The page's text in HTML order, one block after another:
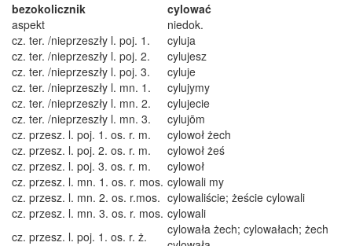
bezokolicznik
cylować
aspekt
niedok.
cz. ter. /nieprzeszły l. poj. 1.
cyluja
cz. ter. /nieprzeszły l. poj. 2.
cylujesz
cz. ter. /nieprzeszły l. poj. 3.
cyluje
cz. ter. /nieprzeszły l. mn. 1.
cylujymy
cz. ter. /nieprzeszły l. mn. 2.
cylujecie
cz. ter. /nieprzeszły l. mn. 3.
cylujōm
cz. przesz. l. poj. 1. os. r. m.
cylowoł żech
cz. przesz. l. poj. 2. os. r. m.
cylowoł żeś
cz. przesz. l. poj. 3. os. r. m.
cylowoł
cz. przesz. l. mn. 1. os. r. mos. cylowali my
cz. przesz. l. mn. 2. os. r.mos. cylowaliście; żeście cylowali
cz. przesz. l. mn. 3. os. r. mos. cylowali
cz. przesz. l. poj. 1. os. r. ż.
cylowała żech; cylowałach; żech